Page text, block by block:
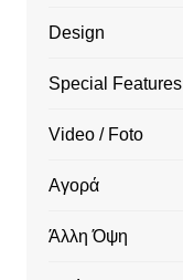
Design
Special Features
Video / Foto
Αγορά
Άλλη Όψη